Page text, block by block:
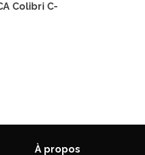
Colibri C-
À propos